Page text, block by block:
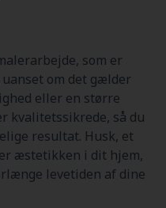
som er
om det gælder
eller en større
kvalitetssikrede, så du
resultat. Husk, et
æstetikken i dit hjem,
levetiden af dine